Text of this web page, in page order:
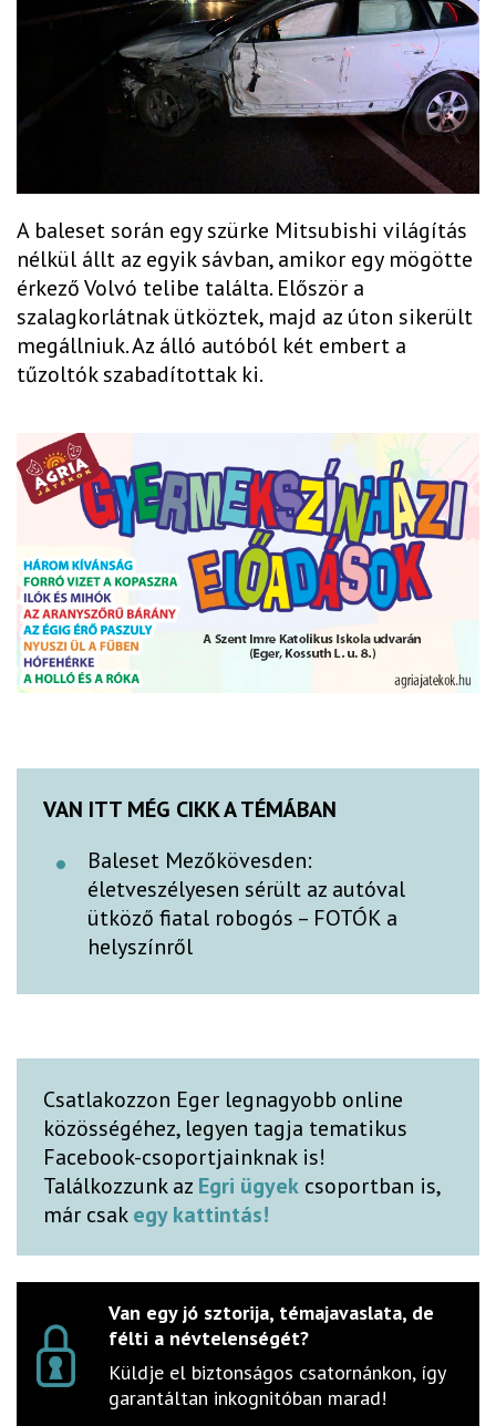
A baleset során egy szürke Mitsubishi világítás
nélkül állt az egyik sávban, amikor egy mögötte
érkező Volvó telibe találta. Először a
szalagkorlátnak ütköztek, majd az úton sikerült
megállniuk. Az álló autóból két embert a
tűzoltók szabadítottak ki.
VAN ITT MÉG CIKK A TÉMÁBAN
Baleset Mezőkövesden:
életveszélyesen sérült az autóval
ütköző fiatal robogós – FOTÓK a
helyszínről
Csatlakozzon Eger legnagyobb online
közösségéhez, legyen tagja tematikus
Facebook-csoportjainknak is!
Találkozzunk az Egri ügyek csoportban is,
már csakegy kattintás!
Van egy jó sztorija, témajavaslata, de
félti a névtelenségét?
Küldje el biztonságos csatornánkon, így
garantáltan inkognitóban marad!